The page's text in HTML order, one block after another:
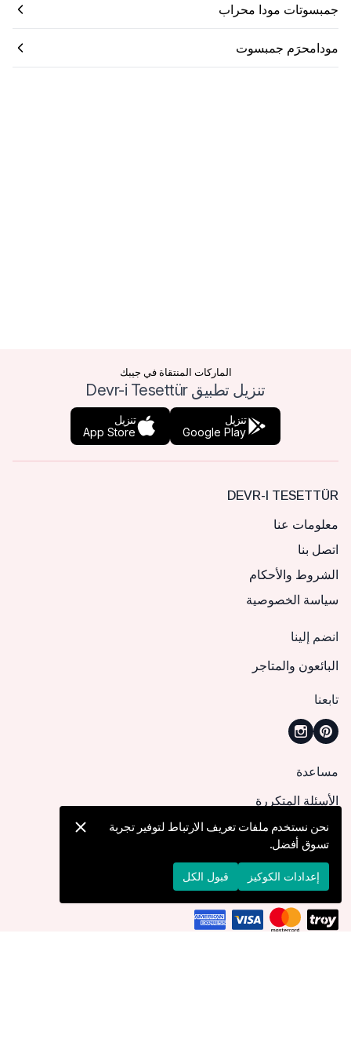
جمبسوتات مودا محراب
مودامحرَم جمبسوت
الماركات المنتقاة في جيبك
تنزيل تطبيق Devr-i Tesettür
تنزيل
Google Play
تنزيل
App Store
DEVR-I TESETTÜR
معلومات عنا
اتصل بنا
الشروط والأحكام
سياسة الخصوصية
انضم إلينا
البائعون والمتاجر
تابعنا
مساعدة
الأسئلة المتكررة
كيف يمكنني تقديم طلب؟
الشحن والتوصيل
الإرجاع والإلغاء
نحن نستخدم ملفات تعريف الارتباط لتوفير تجربة
تسوق أفضل.
إعدادات الكوكيز قبول الكل